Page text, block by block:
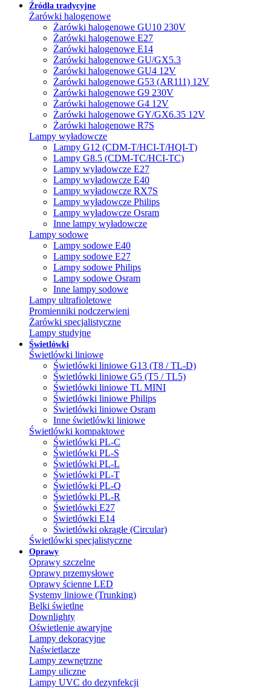
Źródła tradycyjne
Żarówki halogenowe
Żarówki halogenowe GU10 230V
Żarówki halogenowe E27
Żarówki halogenowe E14
Żarówki halogenowe GU/GX5.3
Żarówki halogenowe GU4 12V
Żarówki halogenowe G53 (AR111) 12V
Żarówki halogenowe G9 230V
Żarówki halogenowe G4 12V
Żarówki halogenowe GY/GX6.35 12V
Żarówki halogenowe R7S
Lampy wyładowcze
Lampy G12 (CDM-T/HCI-T/HQI-T)
Lampy G8.5 (CDM-TC/HCI-TC)
Lampy wyładowcze E27
Lampy wyładowcze E40
Lampy wyładowcze RX7S
Lampy wyładowcze Philips
Lampy wyładowcze Osram
Inne lampy wyładowcze
Lampy sodowe
Lampy sodowe E40
Lampy sodowe E27
Lampy sodowe Philips
Lampy sodowe Osram
Inne lampy sodowe
Lampy ultrafioletowe
Promienniki podczerwieni
Żarówki specjalistyczne
Lampy studyjne
Świetlówki
Świetlówki liniowe
Świetlówki liniowe G13 (T8 / TL-D)
Świetlówki liniowe G5 (T5 / TL5)
Świetlówki liniowe TL MINI
Świetlówki liniowe Philips
Świetlówki liniowe Osram
Inne świetlówki liniowe
Świetlówki kompaktowe
Świetlówki PL-C
Świetlówki PL-S
Świetlówki PL-L
Świetlówki PL-T
Świetlówki PL-Q
Świetlówki PL-R
Świetlówki E27
Świetlówki E14
Świetlówki okrągłe (Circular)
Świetlówki specjalistyczne
Oprawy
Oprawy szczelne
Oprawy przemysłowe
Oprawy ścienne LED
Systemy liniowe (Trunking)
Belki świetlne
Downlighty
Oświetlenie awaryjne
Lampy dekoracyjne
Naświetlacze
Lampy zewnętrzne
Lampy uliczne
Lampy UVC do dezynfekcji